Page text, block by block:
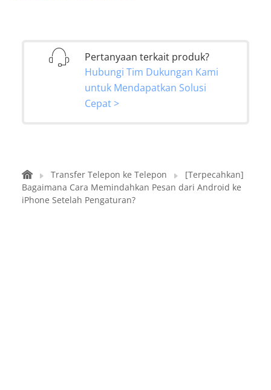
Pertanyaan terkait produk?
Hubungi Tim Dukungan Kami
untuk Mendapatkan Solusi
Cepat >
Transfer Telepon ke Telepon
[Terpecahkan]
Bagaimana Cara Memindahkan Pesan dari Android ke
iPhone Setelah Pengaturan?